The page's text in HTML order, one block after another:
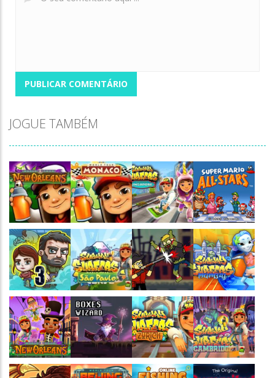
JOGUE TAMBÉM
Jogaê Jogaê Jogaê Jogaê
Jogaê Jogaê Jogaê Jogaê